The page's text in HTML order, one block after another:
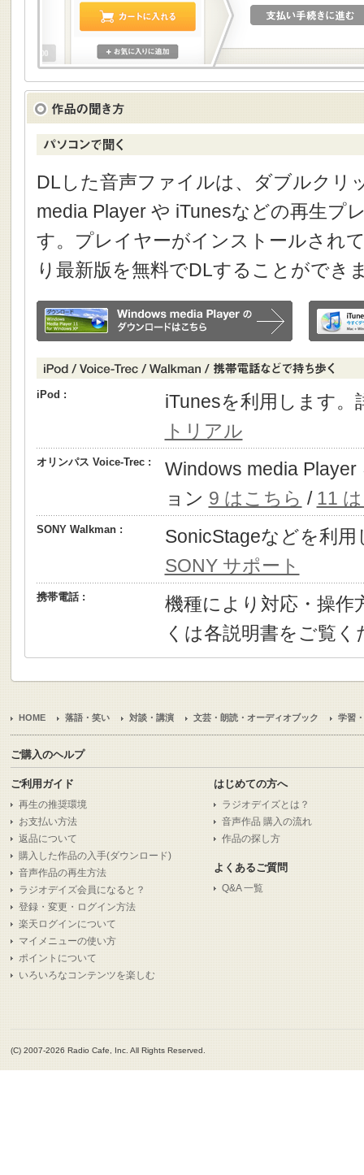
DLした音声ファイルは、ダブルクリ
media Player や iTunesなどの再生プ
す。プレイヤーがインストールされ
り最新版を無料でDLすることができ
iPod :
iTunesを利用します
トリアル
オリンパス Voice-Trec :
Windows media
ョン 9 はこちら / 11
SONY Walkman :
SonicStageなどを利
SONY サポート
携帯電話 :
機種により対応・操作
くは各説明書をご覧く
HOME 落語・笑い 対談・講演 文芸・朗読・オーディオブック 学習
ご購入のヘルプ
ご利用ガイド
再生の推奨環境
お支払い方法
返品について
購入した作品の入手(ダウンロード)
音声作品の再生方法
ラジオデイズ会員になると？
登録・変更・ログイン方法
楽天ログインについて
マイメニューの使い方
ポイントについて
いろいろなコンテンツを楽しむ
はじめての方へ
ラジオデイズとは？
音声作品 購入の流れ
作品の探し方
よくあるご質問
Q&A 一覧
(C) 2007-2026 Radio Cafe, Inc. All Rights Reserved.